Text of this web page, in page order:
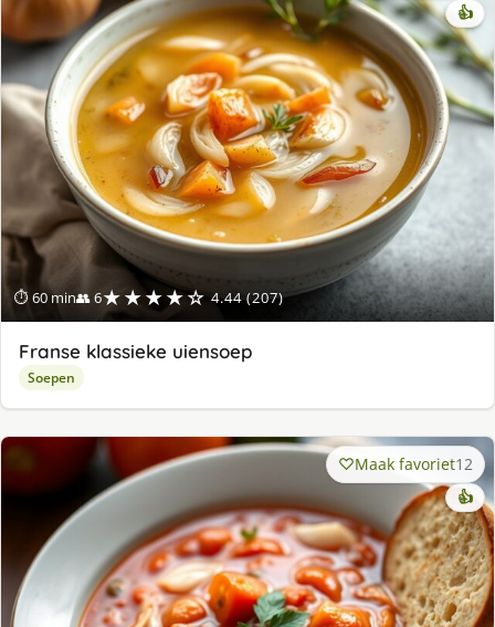
⏱ 60 min👥 6★★★★☆ 4.44 (207)
👍
Franse klassieke uiensoep
Soepen
Maak favoriet12
👍